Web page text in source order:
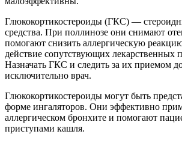
Глюкокортикостероиды (ГКС) —
средства. При поллинозе они снимают
помогают снизить аллергическую
действие сопутствующих лекарственных
Назначать ГКС и следить за их приемом
исключительно врач.
Глюкокортикостероиды могут быть
форме ингаляторов. Они эффективно
аллергическом бронхите и помогают
приступами кашля.